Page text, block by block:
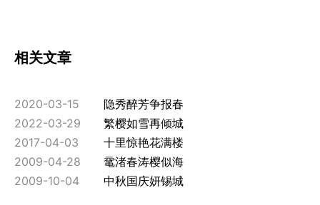
相关文章
2020-03-15
隐秀醉芳争报春
2022-03-29
繁樱如雪再倾城
2017-04-03
十里惊艳花满楼
2009-04-28
鼋渚春涛樱似海
2009-10-04
中秋国庆妍锡城